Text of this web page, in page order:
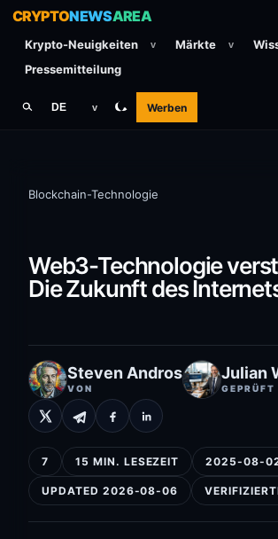
CRYPTONEWSAREA
Krypto-Neuigkeiten v Märkte v
Pressemitteilung
DE v Werben
Blockchain-Technologie
Web3-Technologie
Die Zukunft des
Steven Andros
VON
Julian
GEPRÜFT
7 15 MIN. LESEZEIT 2025-08-
UPDATED 2026-08-06